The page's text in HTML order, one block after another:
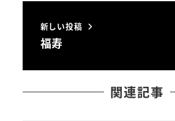
新しい投稿
福寿
関連記事